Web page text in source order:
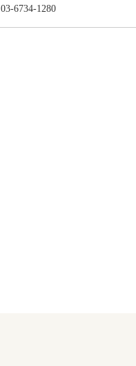
03-6734-1280